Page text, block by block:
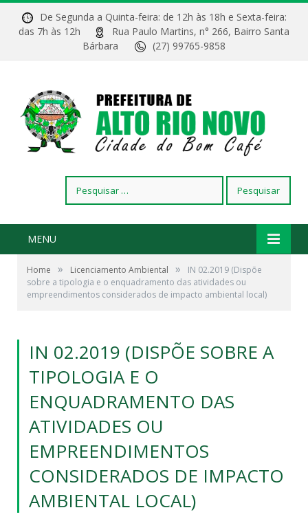
De Segunda a Quinta-feira: de 12h às 18h e Sexta-feira:
das 7h às 12h
Rua Paulo Martins, n° 266, Bairro Santa
Bárbara
(27) 99765-9858
por:
MENU
Home » Licenciamento Ambiental »
IN 02.2019 (Dispõe
sobre a tipologia e o enquadramento das atividades ou
empreendimentos considerados de impacto ambiental local)
IN 02.2019 (DISPÕE SOBRE A
TIPOLOGIA E O
ENQUADRAMENTO DAS
ATIVIDADES OU
EMPREENDIMENTOS
CONSIDERADOS DE IMPACTO
AMBIENTAL LOCAL)